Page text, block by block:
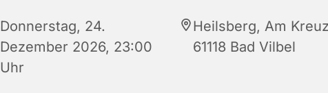
Donnerstag, 24.
Dezember 2026, 23:00
Uhr
Heilsberg, Am
61118 Bad Vilbel